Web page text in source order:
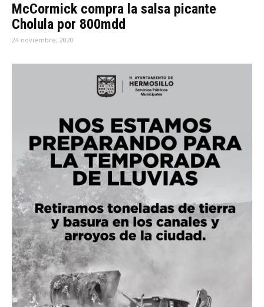
McCormick compra la salsa picante
Cholula por 800mdd
24 noviembre, 2020